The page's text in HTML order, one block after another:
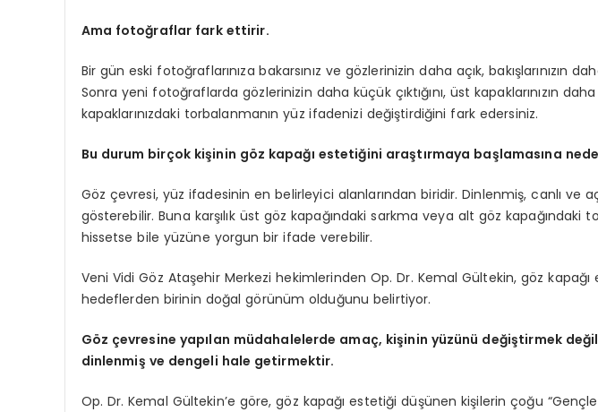
Ama fotoğraflar fark ettirir.
Bir gün eski fotoğraflarınıza bakarsınız ve gözlerinizin daha açık, bakışlarınızın
Sonra yeni fotoğraflarda gözlerinizin daha küçük çıktığını, üst kapaklarınızın
kapaklarınızdaki torbalanmanın yüz ifadenizi değiştirdiğini fark edersiniz.
Bu durum birçok kişinin göz kapağı estetiğini araştırmaya başlamasına
Göz çevresi, yüz ifadesinin en belirleyici alanlarından biridir. Dinlenmiş, canlı ve
gösterebilir. Buna karşılık üst göz kapağındaki sarkma veya alt göz kapağındaki
hissetse bile yüzüne yorgun bir ifade verebilir.
Veni Vidi Göz Ataşehir Merkezi hekimlerinden Op. Dr. Kemal Gültekin, göz
hedeflerden birinin doğal görünüm olduğunu belirtiyor.
Göz çevresine yapılan müdahalelerde amaç, kişinin yüzünü değiştirmek
dinlenmiş ve dengeli hale getirmektir.
Op. Dr. Kemal Gültekin’e göre, göz kapağı estetiği düşünen kişilerin çoğu